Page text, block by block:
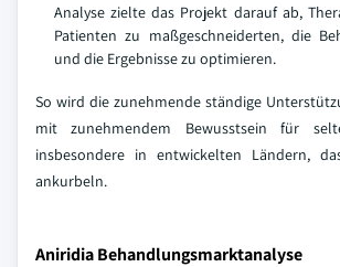
Analyse zielte das Projekt darauf ab,
Patienten zu maßgeschneiderten, die
und die Ergebnisse zu optimieren.
So wird die zunehmende ständige
mit zunehmendem Bewusstsein für
insbesondere in entwickelten Ländern,
ankurbeln.
Aniridia Behandlungsmarktanalyse